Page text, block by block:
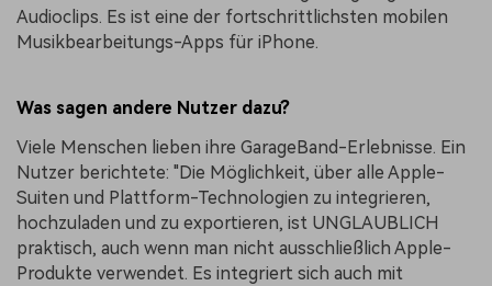
Audioclips. Es ist eine der fortschrittlichsten mobilen
Musikbearbeitungs-Apps für iPhone.
Was sagen andere Nutzer dazu?
Viele Menschen lieben ihre GarageBand-Erlebnisse. Ein
Nutzer berichtete: "Die Möglichkeit, über alle Apple-
Suiten und Plattform-Technologien zu integrieren,
hochzuladen und zu exportieren, ist UNGLAUBLICH
praktisch, auch wenn man nicht ausschließlich Apple-
Produkte verwendet. Es integriert sich auch mit